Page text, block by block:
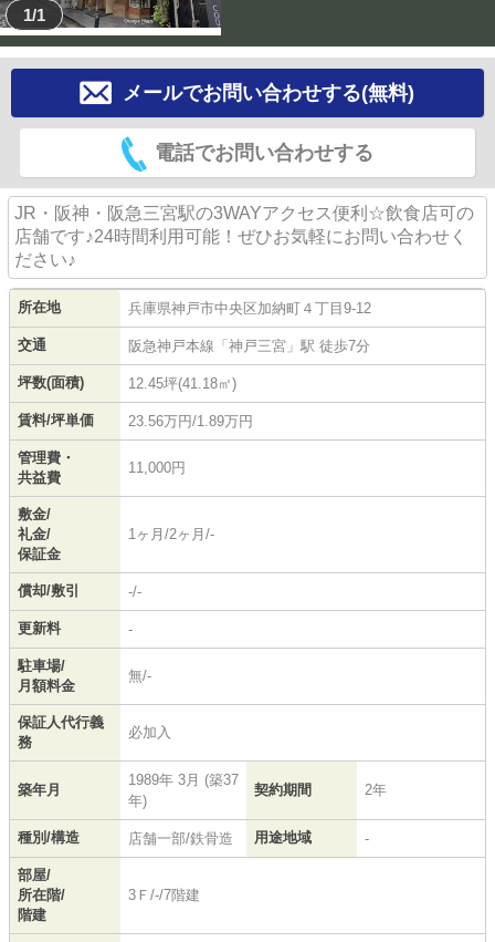
1/1
メールでお問い合わせする(無料)
電話でお問い合わせする
JR・阪神・阪急三宮駅の3WAYアクセス便利☆飲食店可の
店舗です♪24時間利用可能！ぜひお気軽にお問い合わせく
ださい♪
所在地 兵庫県神戸市中央区加納町 ４丁目9-12
交通 阪急神戸本線 「 神戸三宮 」駅 徒歩7分
坪数(面積) 12.45坪(41.18㎡)
賃料/坪単価 23.56万円/1.89万円
管理費・
共益費
11,000円
敷金/
礼金/
保証金
1ヶ月/2ヶ月/-
償却/敷引 -/-
更新料 -
駐車場/
月額料金
無/-
保証人代行義
務
必加入
築年月
1989年 3月 (築37
年)
契約期間 2年
種別/構造 店舗一部/鉄骨造 用途地域 -
部屋/
所在階/
階建
3Ｆ/-/7階建